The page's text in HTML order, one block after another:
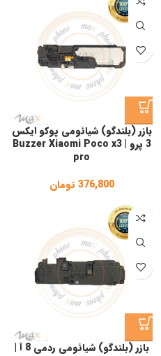
بازر (بلندگو) شیائومی پوکو ایکس
3 پرو | Buzzer Xiaomi Poco x3
pro
376,800 تومان
بازر (بلندگو) شیائومی ردمی 8 آ |